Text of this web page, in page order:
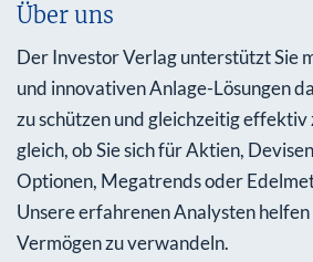
Über uns
Der Investor Verlag unterstützt Sie
und innovativen Anlage-Lösungen
zu schützen und gleichzeitig effektiv
gleich, ob Sie sich für Aktien,
Optionen, Megatrends oder
Unsere erfahrenen Analysten
Vermögen zu verwandeln.